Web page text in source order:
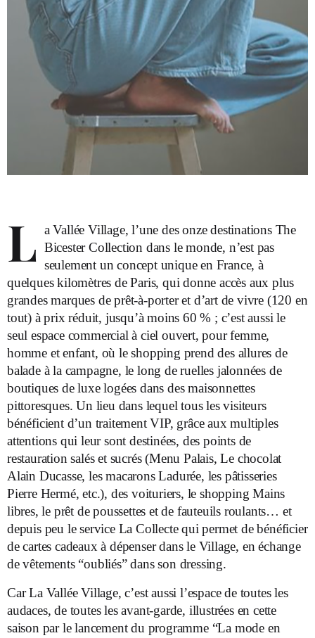
L a Vallée Village, l’une des onze destinations The
Bicester Collection dans le monde, n’est pas
seulement un concept unique en France, à
quelques kilomètres de Paris, qui donne accès aux plus
grandes marques de prêt-à-porter et d’art de vivre (120 en
tout) à prix réduit, jusqu’à moins 60 % ; c’est aussi le
seul espace commercial à ciel ouvert, pour femme,
homme et enfant, où le shopping prend des allures de
balade à la campagne, le long de ruelles jalonnées de
boutiques de luxe logées dans des maisonnettes
pittoresques. Un lieu dans lequel tous les visiteurs
bénéficient d’un traitement VIP, grâce aux multiples
attentions qui leur sont destinées, des points de
restauration salés et sucrés (Menu Palais, Le chocolat
Alain Ducasse, les macarons Ladurée, les pâtisseries
Pierre Hermé, etc.), des voituriers, le shopping Mains
libres, le prêt de poussettes et de fauteuils roulants… et
depuis peu le service La Collecte qui permet de bénéficier
de cartes cadeaux à dépenser dans le Village, en échange
de vêtements “oubliés” dans son dressing.
Car La Vallée Village, c’est aussi l’espace de toutes les
audaces, de toutes les avant-garde, illustrées en cette
saison par le lancement du programme “La mode en